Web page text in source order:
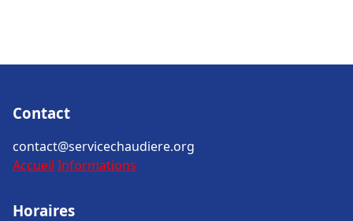
Contact
contact@servicechaudiere.org
Accueil Informations
Horaires